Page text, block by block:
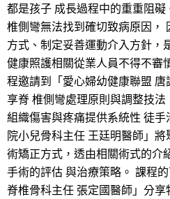
都是孩子 成長過程中的重重阻
椎側彎無法找到確切致病原因，
方式、制定妥善運動介入方針，
健康照護相關從業人員不得不審
程邀請到「愛心婦幼健康聯盟
享脊 椎側彎處理原則與調整技
組織傷害與疼痛提供系統性 徒
院小兒骨科主任 王廷明醫師」
術矯正方式，透由相關術式的介
手術的評估 與治療策略。 課程
脊椎骨科主任 張定國醫師」分